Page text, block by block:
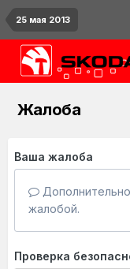
25 мая 2013
Жалоба
Ваша жалоба
жалобой.
Проверка